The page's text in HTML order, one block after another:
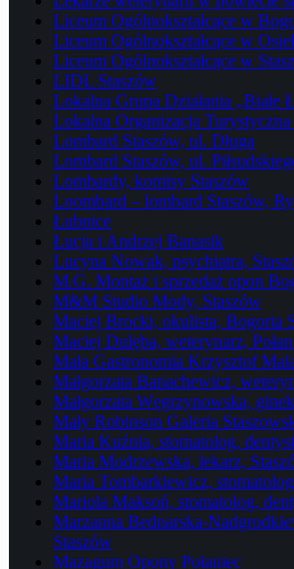
Liceum Ogólnokształcące w
Liceum Ogólnokształcące w
Liceum Ogólnokształcące w
LIDL Staszów
Lokalna Grupa Działania „Białe
Lokalna Organizacja Turystyczna
Lombard Staszów, ul. Długa
Lombard Staszów, ul.
Lombardy, komisy Staszów
Loombard – lombard Staszów,
Łubnice
Łucja i Andrzej Banasik
Lucyna Nowak, psychiatra,
M.G. Montaż i sprzedaż opon
M&M Studio Mody, Staszów
Maciej Brocki, okulista, Bogoria
Maciej Dulęba, weterynarz,
Mała Gastronomia Krzysztof
Małgorzata Banachewicz,
Małgorzata Węgrzynowska,
Mały Robinson Galeria
Maria Kuźnia, stomatolog,
Maria Modrzewska, lekarz,
Maria Tombarkiewicz,
Mariola Maksoń, stomatolog,
Marzanna Bednarska-
Staszów
Mazagum Opony Połaniec